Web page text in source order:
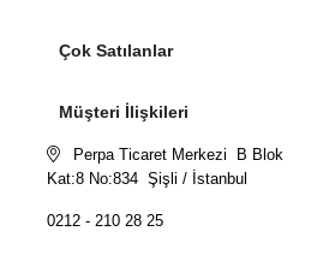
Çok Satılanlar
Müşteri İlişkileri
Perpa Ticaret Merkezi B Blok
Kat:8 No:834 Şişli / İstanbul
0212 - 210 28 25